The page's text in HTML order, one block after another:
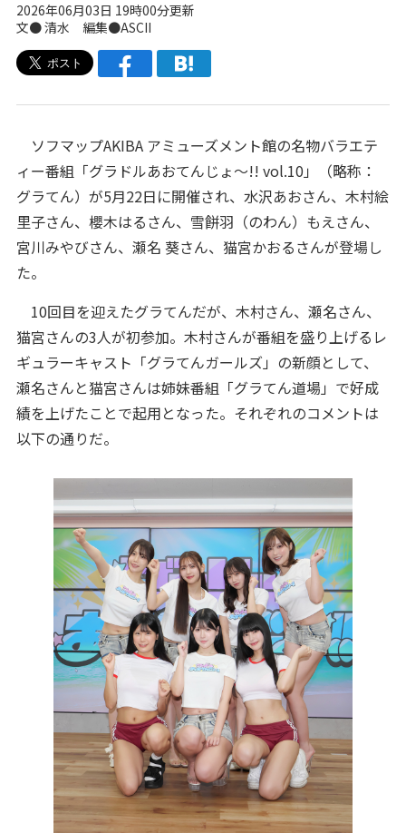
2026年06月03日 19時00分更新
文● 清水 編集●ASCII
ソフマップAKIBA アミューズメント館の名物バラエテ
ィー番組「グラドルあおてんじょ～!! vol.10」（略称：
グラてん）が5月22日に開催され、水沢あおさん、木村絵
里子さん、櫻木はるさん、雪餅羽（のわん）もえさん、
宮川みやびさん、瀬名 葵さん、猫宮かおるさんが登場し
た。
10回目を迎えたグラてんだが、木村さん、瀬名さん、
猫宮さんの3人が初参加。木村さんが番組を盛り上げるレ
ギュラーキャスト「グラてんガールズ」の新顔として、
瀬名さんと猫宮さんは姉妹番組「グラてん道場」で好成
績を上げたことで起用となった。それぞれのコメントは
以下の通りだ。